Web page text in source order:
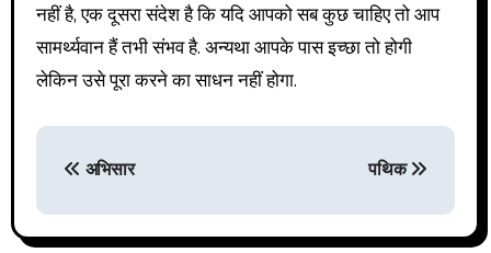
नहीं है, एक दूसरा संदेश है कि यदि आपको सब कुछ चाहिए तो आप
सामर्थ्यवान हैं तभी संभव है. अन्यथा आपके पास इच्छा तो होगी
लेकिन उसे पूरा करने का साधन नहीं होगा.
o
अभिसार पथिक